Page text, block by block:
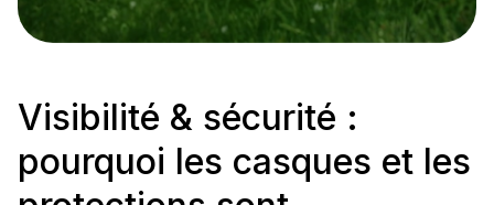
Visibilité & sécurité :
pourquoi les casques et les